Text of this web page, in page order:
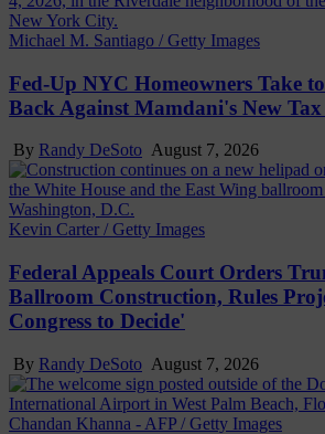
Michael M. Santiago / Getty Images
Fed-Up NYC Homeowners Take
Back Against Mamdani's New Tax
By Randy DeSoto August 7, 2026
Kevin Carter / Getty Images
Federal Appeals Court Orders
Ballroom Construction, Rules
Congress to Decide'
By Randy DeSoto August 7, 2026
Chandan Khanna - AFP / Getty Images